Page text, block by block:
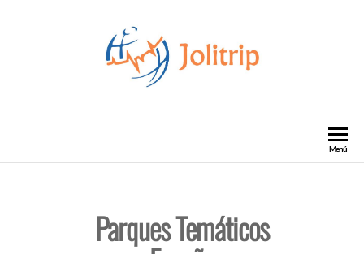
Jolitrip Agencia de viajes
Menú
Parques Temáticos